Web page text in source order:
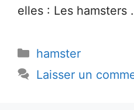
elles : Les hamsters
Catégories
hamster
Laisser un